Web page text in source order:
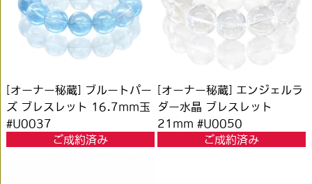
[オーナー秘蔵] ブルートパー
ズ ブレスレット 16.7mm玉
#U0037
ご成約済み
[オーナー秘蔵] エンジェルラ
ダー水晶 ブレスレット
21mm #U0050
ご成約済み